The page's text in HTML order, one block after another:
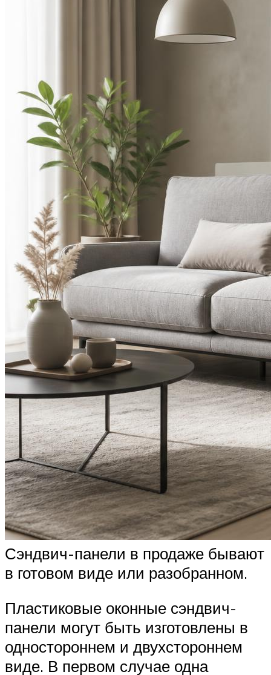
Сэндвич-панели в продаже бывают
в готовом виде или разобранном.
Пластиковые оконные сэндвич-
панели могут быть изготовлены в
одностороннем и двухстороннем
виде. В первом случае одна